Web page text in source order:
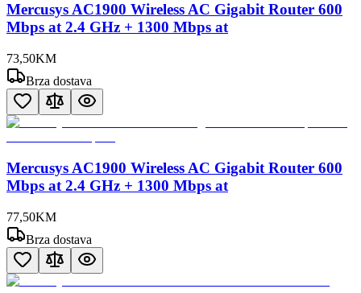
Mercusys AC1900 Wireless AC Gigabit Router 600
Mbps at 2.4 GHz + 1300 Mbps at
73,50KM
Brza dostava
Mercusys AC1900 Wireless AC Gigabit Router 600
Mbps at 2.4 GHz + 1300 Mbps at
77,50KM
Brza dostava